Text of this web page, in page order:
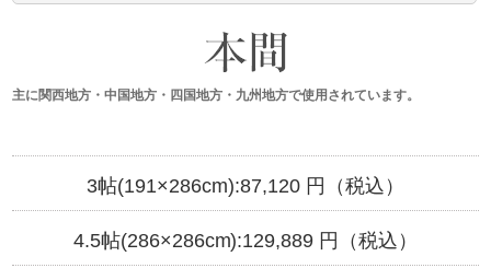
主に関西地方・中国地方・四国地方・九州地方で使用されています。
3帖(191×286cm):87,120円（税込）
4.5帖(286×286cm):129,889 円（税込）